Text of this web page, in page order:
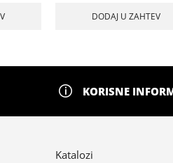
DODAJ U ZAHTEV
KORISNE
Katalozi